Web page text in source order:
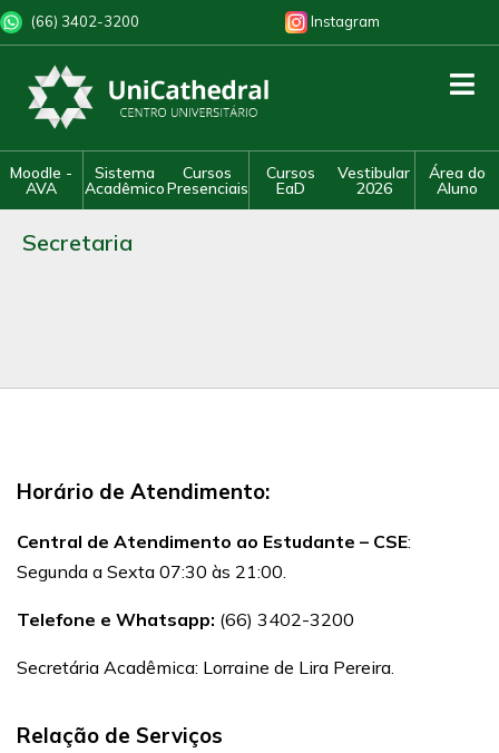
(66) 3402-3200 Instagram
Moodle -
AVA
Sistema
Acadêmico
Cursos
Presenciais
Cursos
EaD
Vestibular
2026
Área do
Aluno
Secretaria
Horário de Atendimento:
Central de Atendimento ao Estudante – CSE:
Segunda a Sexta 07:30 às 21:00.
Telefone e Whatsapp: (66) 3402-3200
Secretária Acadêmica: Lorraine de Lira Pereira.
Relação de Serviços